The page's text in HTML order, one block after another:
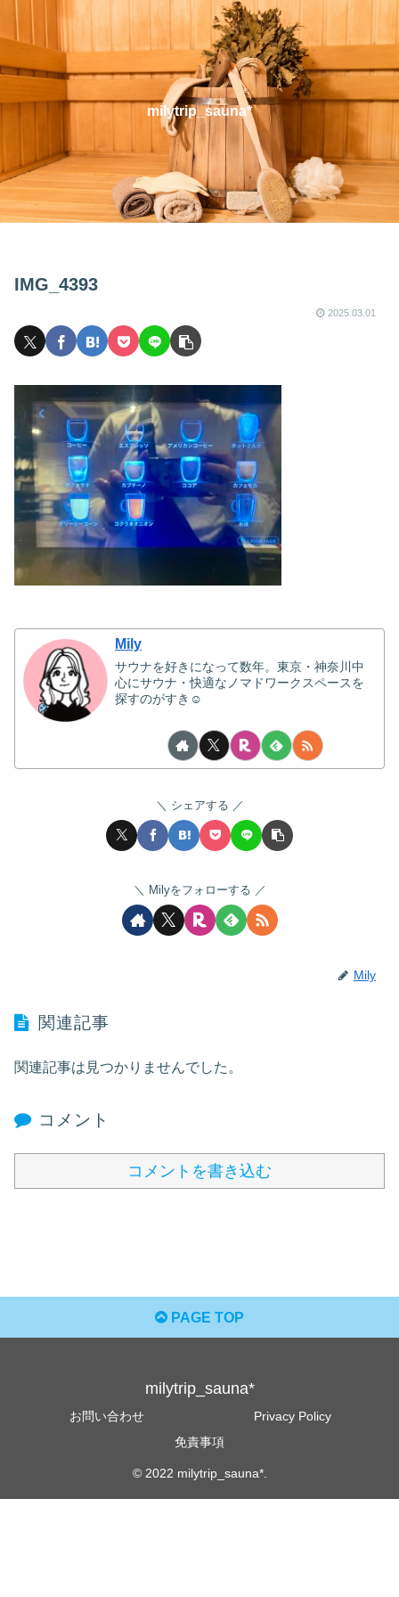
milytrip_sauna*
IMG_4393
2025.03.01
Mily
サウナを好きになって数年。東京・神奈川中
心にサウナ・快適なノマドワークスペースを
探すのがすき☺
シェアする
Milyをフォローする
Mily
関連記事
関連記事は見つかりませんでした。
コメント
コメントを書き込む
PAGE TOP
milytrip_sauna*
お問い合わせ
Privacy Policy
免責事項
© 2022 milytrip_sauna*.